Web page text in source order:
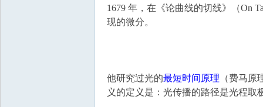
1679 年，在《论曲线的切线》（On
现的微分。
他研究过光的最短时间原理 （费马
义的定义是：光传播的路径是光程取